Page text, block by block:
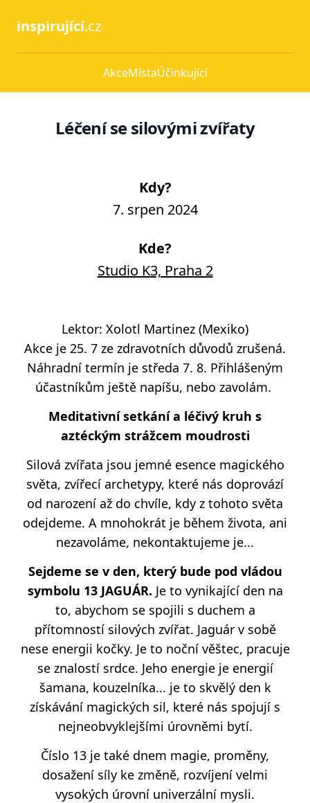
inspirující.cz
AkceMístaÚčinkující
Léčení se silovými zvířaty
Kdy?
7. srpen 2024
Kde?
Studio K3, Praha 2
Lektor: Xolotl Martinez (Mexiko)
Akce je 25. 7 ze zdravotních důvodů zrušená.
Náhradní termín je středa 7. 8. Přihlášeným
účastníkům ještě napíšu, nebo zavolám.
Meditativní setkání a léčivý kruh s
aztéckým strážcem moudrosti
Silová zvířata jsou jemné esence magického
světa, zvířecí archetypy, které nás doprovází
od narození až do chvíle, kdy z tohoto světa
odejdeme. A mnohokrát je během života, ani
nezavoláme, nekontaktujeme je...
Sejdeme se v den, který bude pod vládou
symbolu 13 JAGUÁR. Je to vynikající den na
to, abychom se spojili s duchem a
přítomností silových zvířat. Jaguár v sobě
nese energii kočky. Je to noční věštec, pracuje
se znalostí srdce. Jeho energie je energií
šamana, kouzelníka... je to skvělý den k
získávání magických sil, které nás spojují s
nejneobvyklejšími úrovněmi bytí.
Číslo 13 je také dnem magie, proměny,
dosažení síly ke změně, rozvíjení velmi
vysokých úrovní univerzální mysli.